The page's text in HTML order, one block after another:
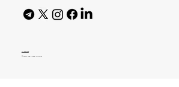
AI Policy
© 2026 High Bar Journal